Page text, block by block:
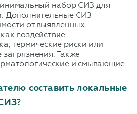
набор СИЗ для
Дополнительные СИЗ
от выявленных
воздействие
термические риски или
Также
и смывающие
составить локальные